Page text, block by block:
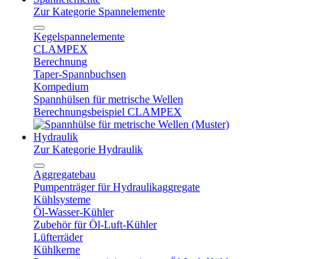
Zur Kategorie Spannelemente
Kegelspannelemente
CLAMPEX
Berechnung
Taper-Spannbuchsen
Kompedium
Spannhülsen für metrische Wellen
Berechnungsbeispiel CLAMPEX
Hydraulik
Zur Kategorie Hydraulik
Aggregatebau
Pumpenträger für Hydraulikaggregate
Kühlsysteme
Öl-Wasser-Kühler
Zubehör für Öl-Luft-Kühler
Lüfterräder
Kühlkerne